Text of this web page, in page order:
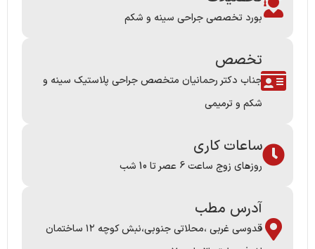
بورد تخصصی جراحی سینه و شکم
تخصص
جناب دکتر رحمانیان متخصص جراحی پلاستیک سینه و
شکم و ترمیمی
ساعات کاری
روزهای زوج ساعت 6 عصر تا 10 شب
آدرس مطب
قدوسی غربی ،محلاتی جنوبی،نبش کوچه ۱۲ ساختمان